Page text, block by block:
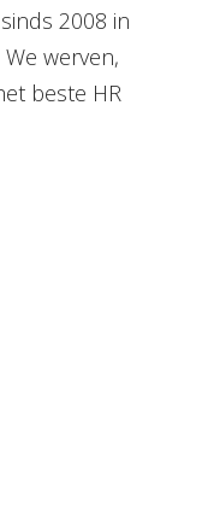
2008 in
werven,
beste HR